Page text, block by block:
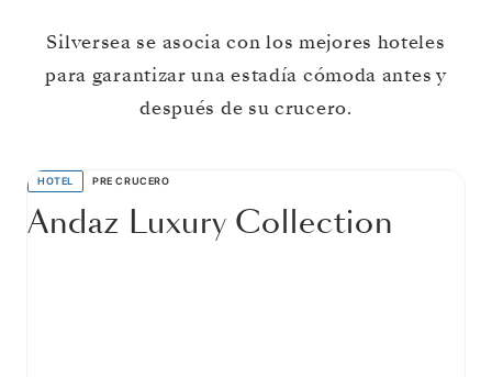
Silversea se asocia con los mejores hoteles
para garantizar una estadía cómoda antes y
después de su crucero.
HOTEL PRE CRUCERO
Andaz Luxury Collection